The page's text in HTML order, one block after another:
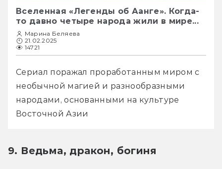
Вселенная «Легенды об Аанге». Когда-
то давно четыре народа жили в мире...
Марина Беляева
21.02.2025
14721
Сериал поражал проработанным миром с
необычной магией и разнообразными
народами, основанными на культуре
Восточной Азии
9. Ведьма, дракон, богиня